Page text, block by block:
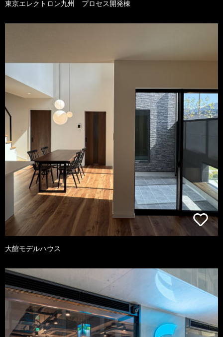
東京エレクトロン九州 プロセス開発棟
大館モデルハウス